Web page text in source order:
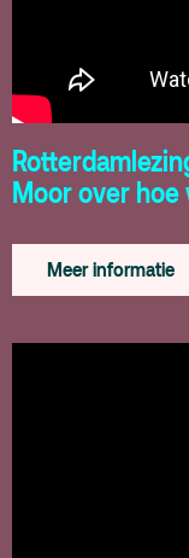
Moor over
Meer informatie